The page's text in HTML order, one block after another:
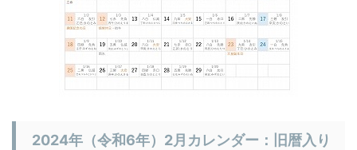
2024年（令和6年）2月カレンダー：旧暦入り